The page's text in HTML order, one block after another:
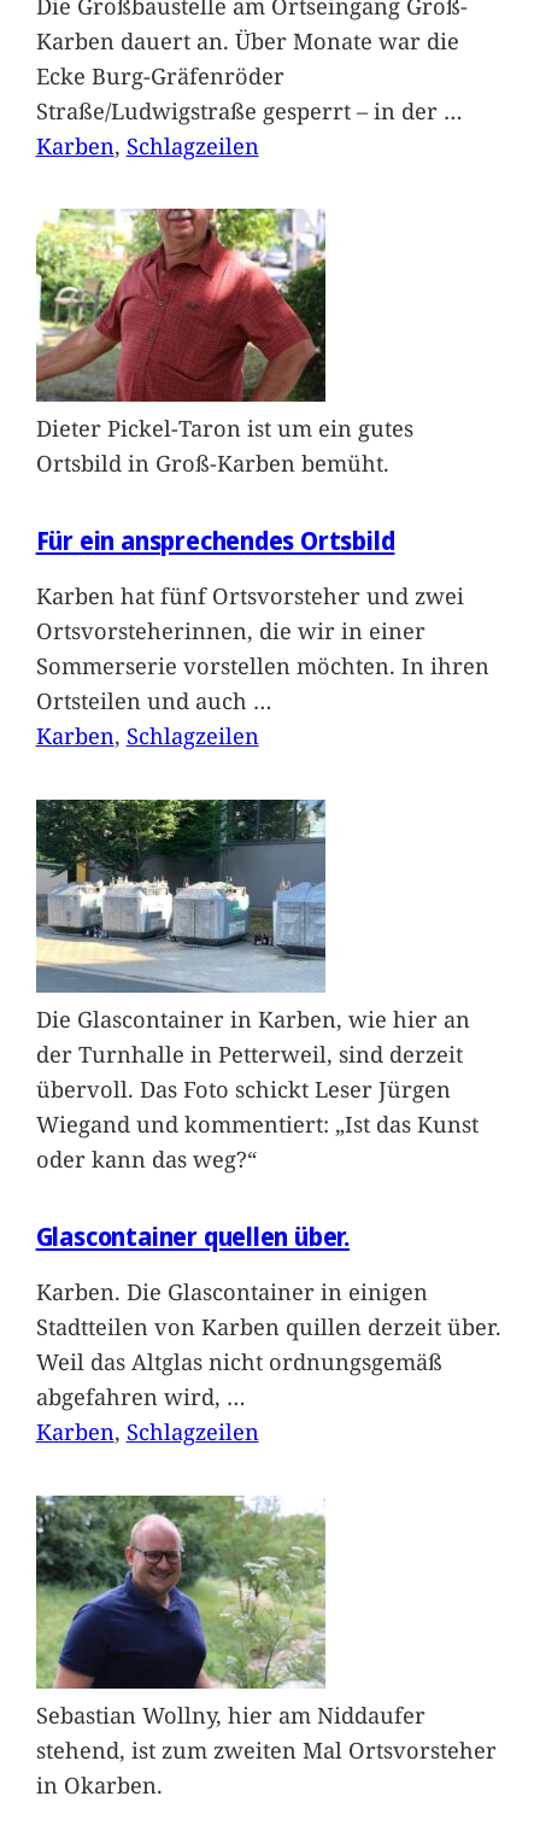
Karben dauert an. Über Monate war die
Ecke Burg-Gräfenröder
Straße/Ludwigstraße gesperrt – in der …
Karben, Schlagzeilen
Dieter Pickel-Taron ist um ein gutes
Ortsbild in Groß-Karben bemüht.
Für ein ansprechendes Ortsbild
Karben hat fünf Ortsvorsteher und zwei
Ortsvorsteherinnen, die wir in einer
Sommerserie vorstellen möchten. In ihren
Ortsteilen und auch …
Karben, Schlagzeilen
Die Glascontainer in Karben, wie hier an
der Turnhalle in Petterweil, sind derzeit
übervoll. Das Foto schickt Leser Jürgen
Wiegand und kommentiert: „Ist das Kunst
oder kann das weg?“
Glascontainer quellen über.
Karben. Die Glascontainer in einigen
Stadtteilen von Karben quillen derzeit über.
Weil das Altglas nicht ordnungsgemäß
abgefahren wird, …
Karben, Schlagzeilen
Sebastian Wollny, hier am Niddaufer
stehend, ist zum zweiten Mal Ortsvorsteher
in Okarben.